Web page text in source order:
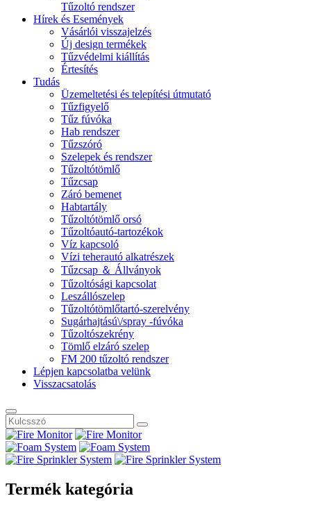
Tűzoltó rendszer
Hírek és Események
Vásárlói visszajelzés
Új design termékek
Tűzvédelmi kiállítás
Értesítés
Tudás
Üzemeltetési és telepítési útmutató
Tűzfigyelő
Tűz fúvóka
Hab rendszer
Tűzszóró
Szelepek és rendszer
Tűzoltótömlő
Tűzcsap
Záró bemenet
Habtartály
Tűzoltótömlő orsó
Tűzoltóautó-tartozékok
Víz kapcsoló
Vízi teherautó alkatrészek
Tűzcsap ＆ Állványok
Tűzoltósági kapcsolat
Leszállószelep
Tűzoltótömlőtartó-szerelvény
Sugárhajtású\/spray -fúvóka
Tűzoltószekrény
Tömlő elzáró szelep
FM 200 tűzoltó rendszer
Lépjen kapcsolatba velünk
Visszacsatolás
Termék kategória